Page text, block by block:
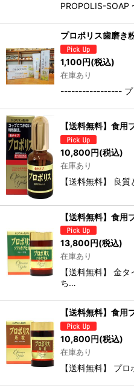
PROPOLIS-
プロポリス歯磨き
1,100円(税込)
在庫あり
----------------- プ
【送料無料】食
10,800円(税込)
在庫あり
【送料無料】 良
【送料無料】食
13,800円(税込)
在庫あり
【送料無料】 金
ち…
【送料無料】食
10,800円(税込)
在庫あり
【送料無料】 プ